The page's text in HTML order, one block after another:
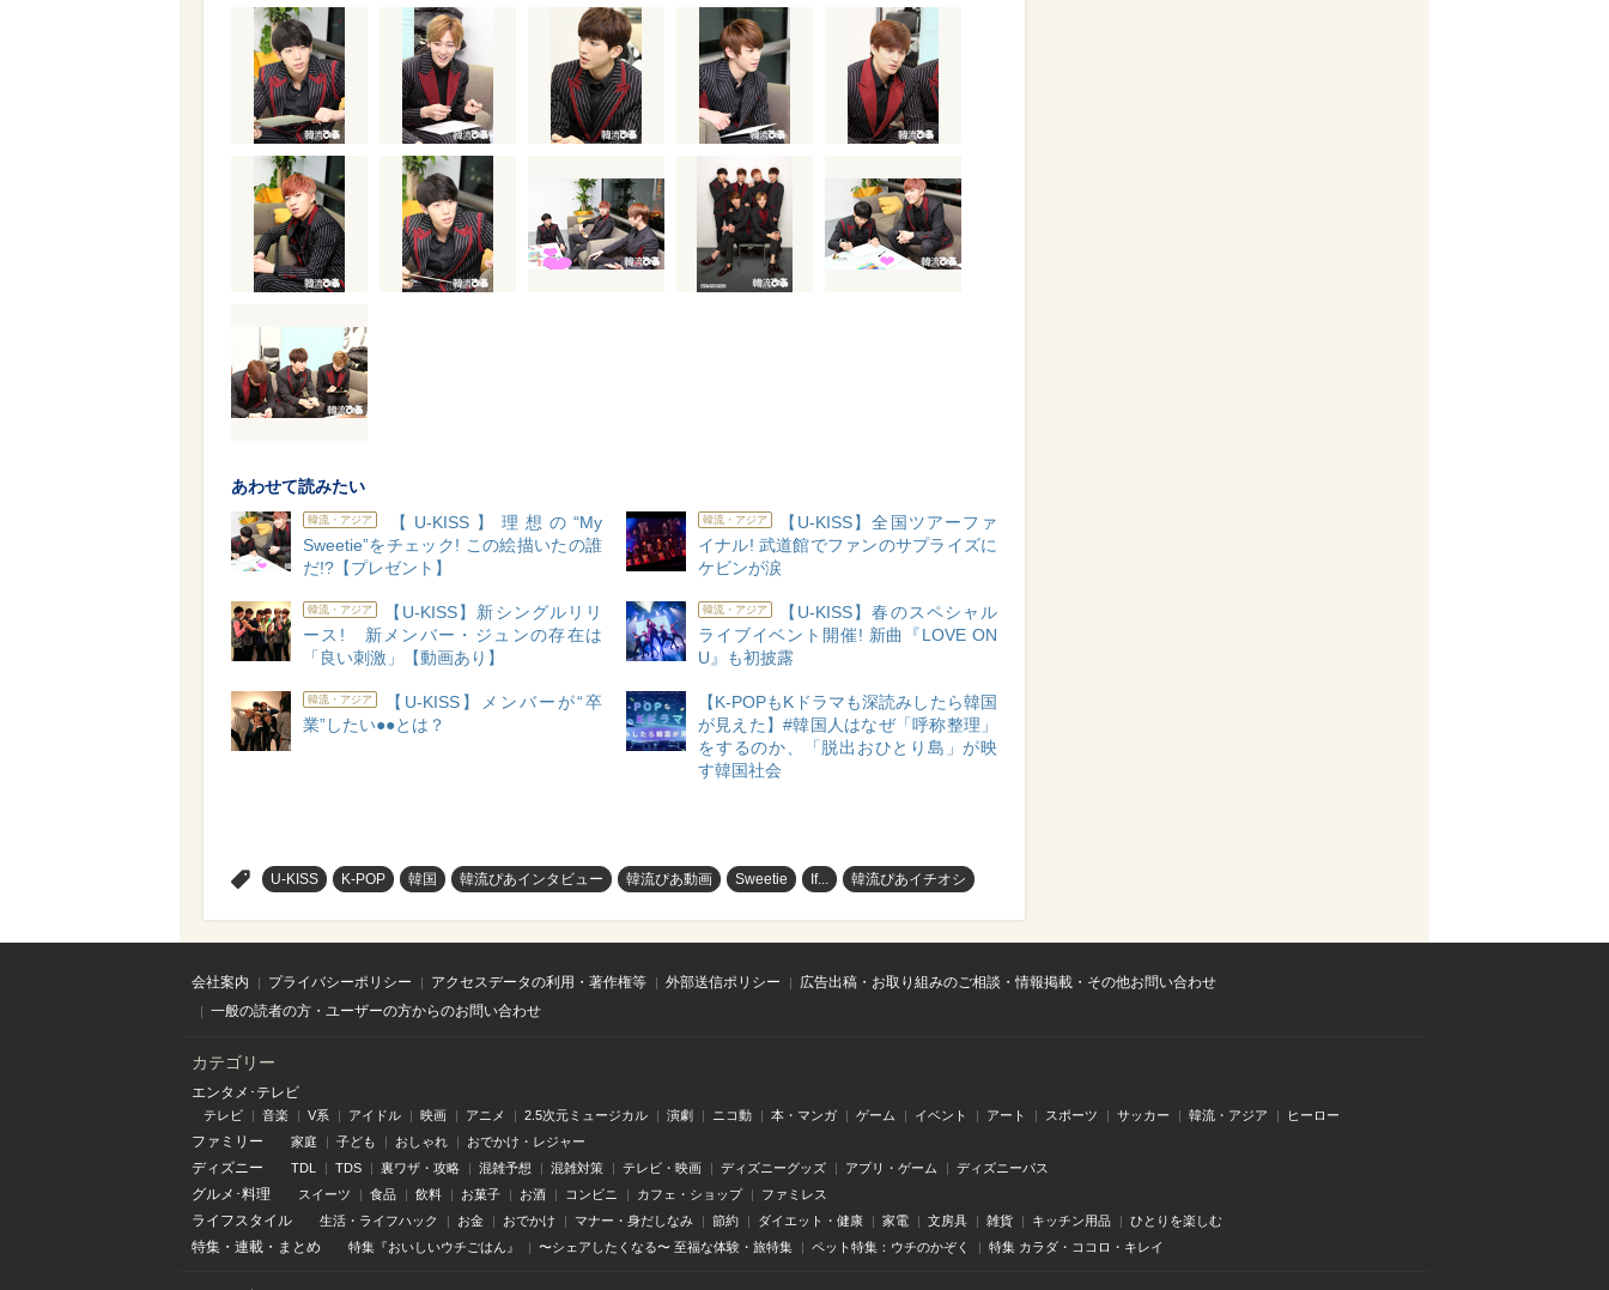
あわせて読みたい
韓流・アジア
【U-KISS】理想の“My
Sweetie”をチェック! この絵描いたの誰
だ!?【プレゼント】
韓流・アジア
【U-KISS】全国ツアーファ
イナル! 武道館でファンのサプライズに
ケビンが涙
韓流・アジア
【U-KISS】新シングルリリ
ース! 新メンバー・ジュンの存在は
「良い刺激」【動画あり】
韓流・アジア
【U-KISS】春のスペシャル
ライブイベント開催! 新曲『LOVE ON
U』も初披露
韓流・アジア
【U-KISS】メンバーが“卒
業”したい●●とは？
【K-POPもKドラマも深読みしたら韓国
が見えた】#韓国人はなぜ「呼称整理」
をするのか、「脱出おひとり島」が映
す韓国社会
U-KISS K-POP 韓国 韓流ぴあインタビュー 韓流ぴあ動画 Sweetie If... 韓流ぴあイチオシ
会社案内 プライバシーポリシー アクセスデータの利用・著作権等 外部送信ポリシー
広告出稿・お取り組みのご相談・情報掲載・その他お問い合わせ
一般の読者の方・ユーザーの方からのお問い合わせ
カテゴリー
エンタメ･テレビ
テレビ 音楽 V系 アイドル 映画 アニメ 2.5次元ミュージカル 演劇 ニコ動 本・マンガ ゲーム イベント アート スポーツ サッカー 韓流・アジア ヒーロー
ファミリー 家庭 子ども おしゃれ おでかけ・レジャー
ディズニー TDL TDS 裏ワザ・攻略 混雑予想 混雑対策 テレビ・映画 ディズニーグッズ アプリ・ゲーム ディズニーパス
グルメ･料理 スイーツ 食品 飲料 お菓子 お酒 コンビニ カフェ・ショップ ファミレス
ライフスタイル 生活・ライフハック お金 おでかけ マナー・身だしなみ 節約 ダイエット・健康 家電 文房具 雑貨 キッチン用品 ひとりを楽しむ
特集 ・ 連載 ・ まとめ 特集『おいしいウチごはん』 〜シェアしたくなる〜 至福な体験・旅特集 ペット特集：ウチのかぞく 特集 カラダ・ココロ・キレイ